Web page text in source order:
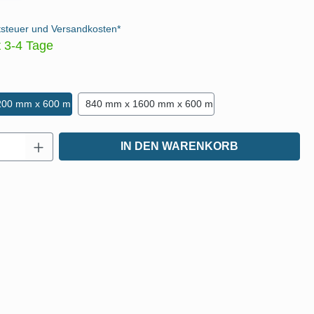
und Versandkosten*
3-4 Tage
mm x 600 mm 840 mm x 1600 mm x 600 mm
Anzahl: Gib den gewünschten Wert ein
IN DEN WARENKORB